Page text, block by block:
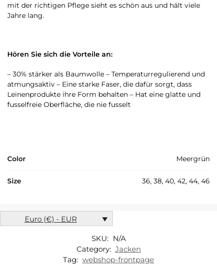
mit der richtigen Pflege sieht es schön aus und hält viele
Jahre lang.
Hören Sie sich die Vorteile an:
– 30% stärker als Baumwolle – Temperaturregulierend und
atmungsaktiv – Eine starke Faser, die dafür sorgt, dass
Leinenprodukte ihre Form behalten – Hat eine glatte und
fusselfreie Oberfläche, die nie fusselt
Color Meergrün
Size 36, 38, 40, 42, 44, 46
Euro (€) - EUR
SKU: N/A
Category: Jacken
Tag: webshop-frontpage